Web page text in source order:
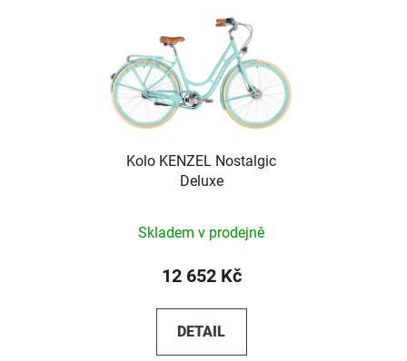
Kolo KENZEL Nostalgic
Deluxe
Skladem v prodejně
12 652 Kč
DETAIL